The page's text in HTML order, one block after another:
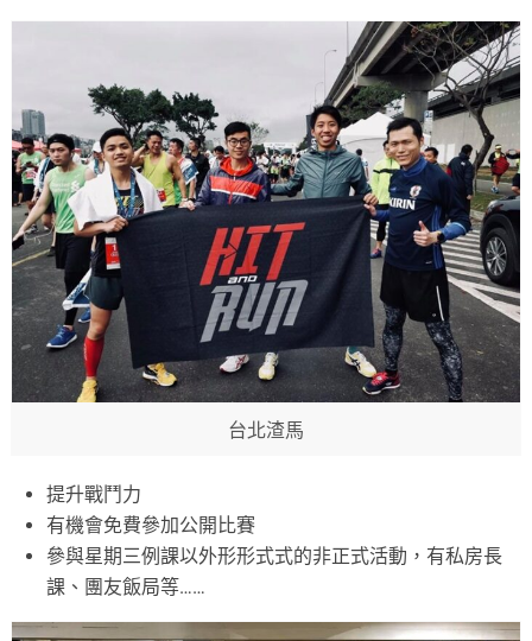
台北渣馬
提升戰鬥力
有機會免費參加公開比賽
參與星期三例課以外形形式式的非正式活動，有私房長
課、團友飯局等……